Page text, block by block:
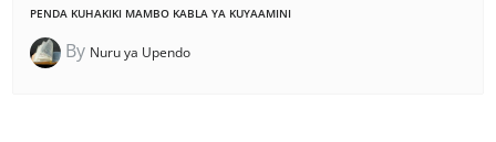
PENDA KUHAKIKI MAMBO KABLA YA KUYAAMINI
By Nuru ya Upendo